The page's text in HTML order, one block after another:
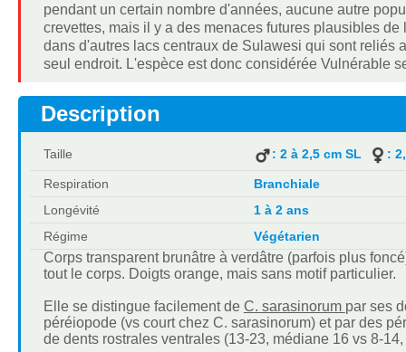
pendant un certain nombre d'années, aucune autre
crevettes, mais il y a des menaces futures plausibles
dans d'autres lacs centraux de Sulawesi qui sont reliés
seul endroit. L'espèce est donc considérée Vulnérable
Description
Taille : 2 à 2,5 cm SL :
Respiration
Branchiale
Longévité
1 à 2 ans
Régime
Végétarien
Corps transparent brunâtre à verdâtre (parfois plus
tout le corps. Doigts orange, mais sans motif particulier.
Elle se distingue facilement de C. sarasinorum par ses
péréiopode (vs court chez C. sarasinorum) et par des
de dents rostrales ventrales (13-23, médiane 16 vs 8-